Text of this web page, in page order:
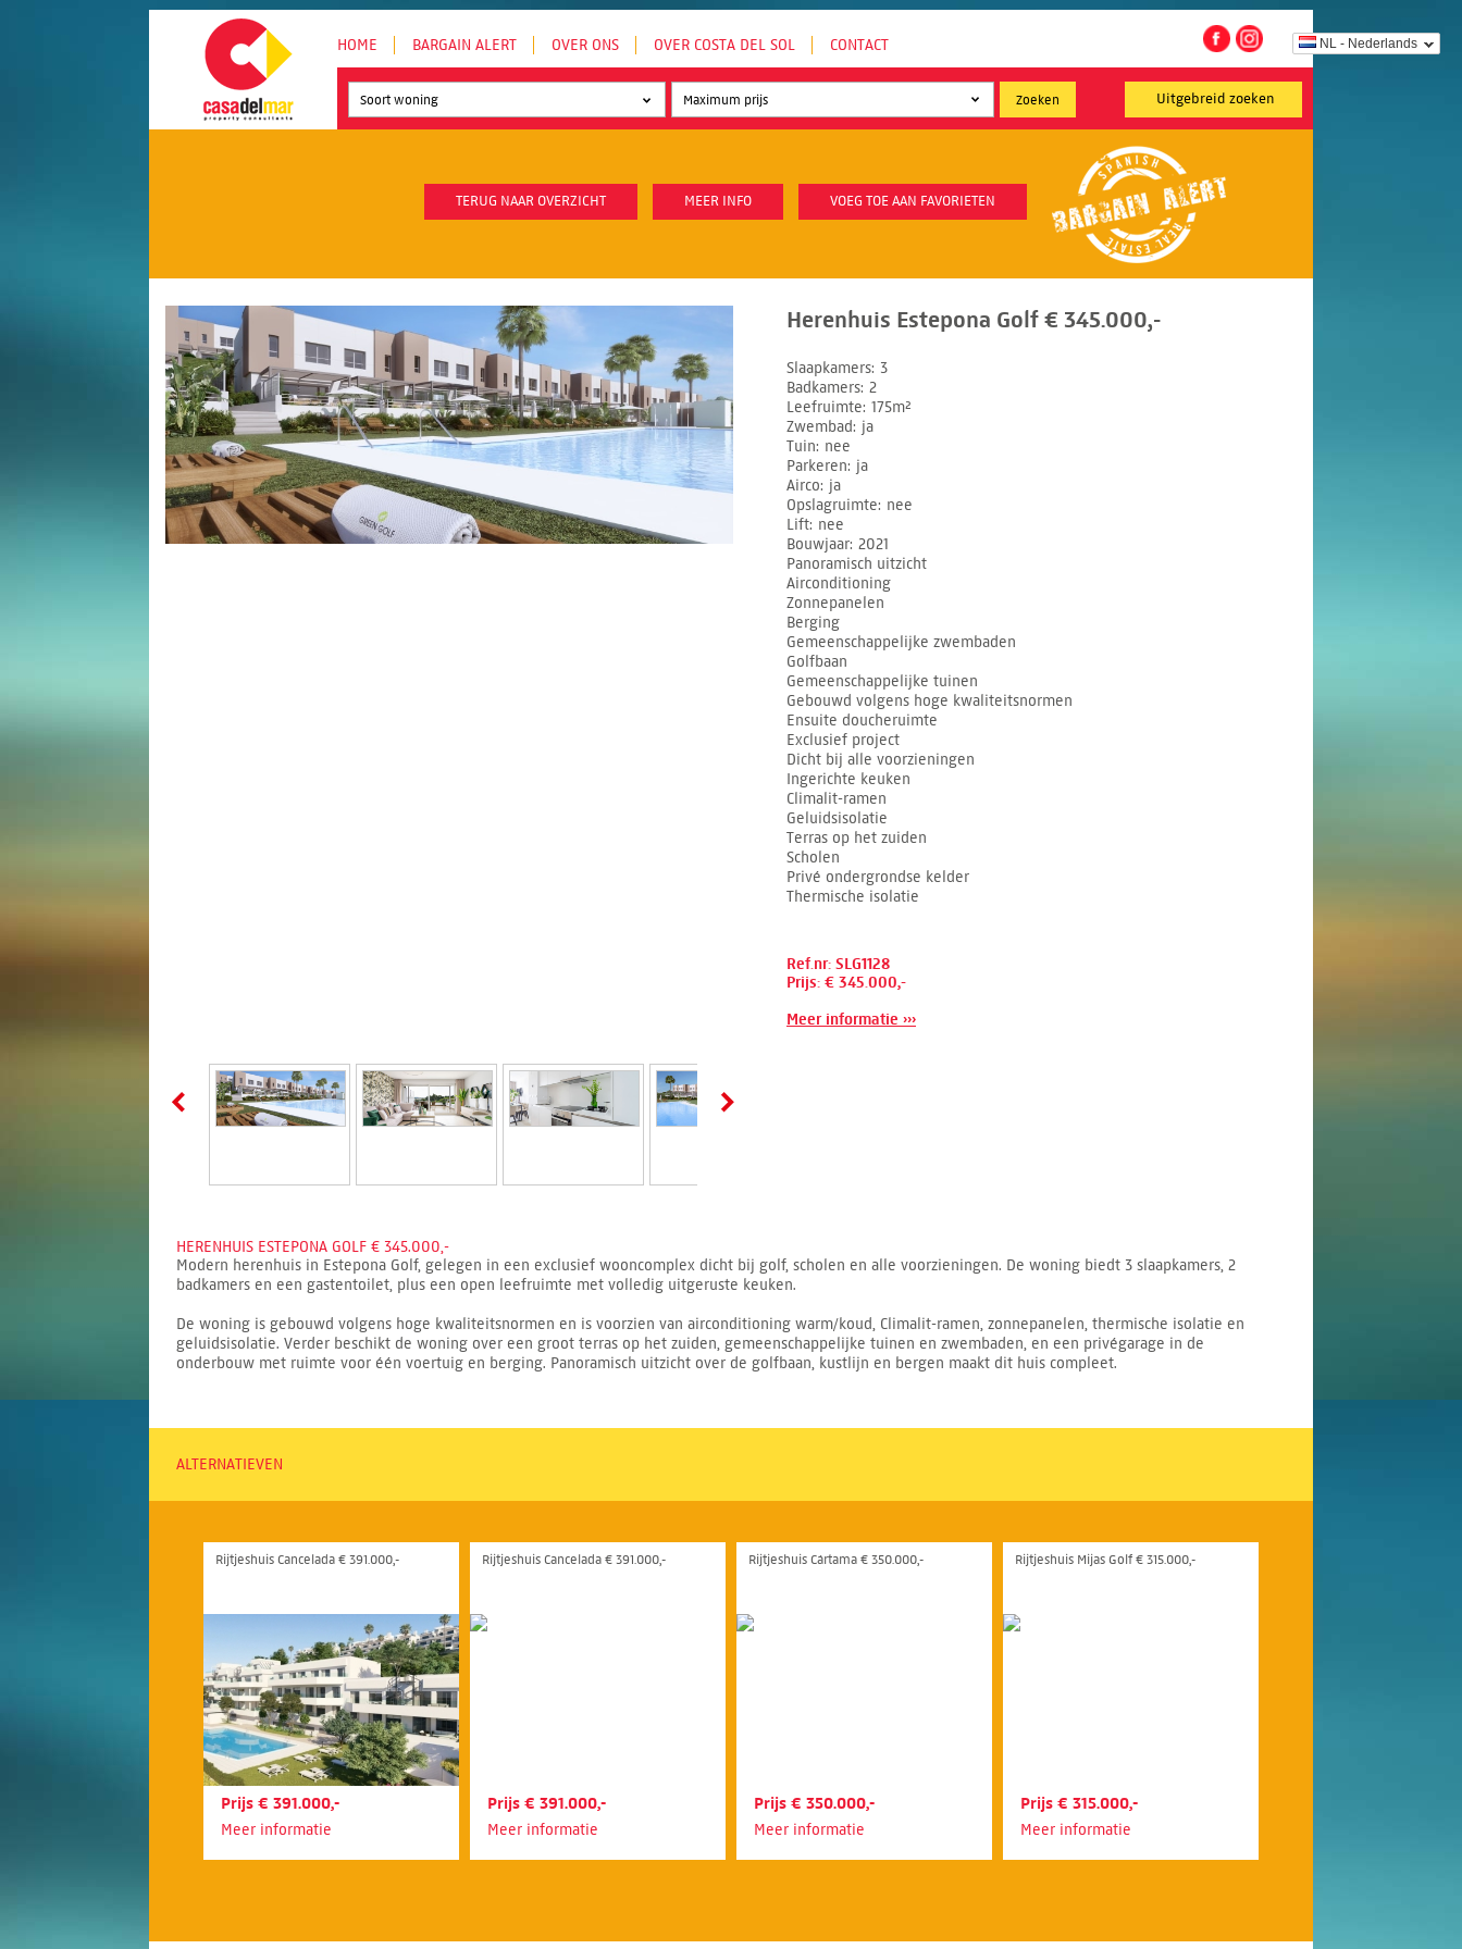
NL - Nederlands
HOME BARGAIN ALERT OVER ONS OVER COSTA DEL SOL CONTACT
Uitgebreid zoeken
Soort woning
TERUG NAAR OVERZICHT MEER INFO VOEG TOE AAN FAVORIETEN
Herenhuis Estepona Golf € 345.000,-
Slaapkamers 3
Badkamers 2
Leefruimte 175m²
Zwembad
ja
Tuin nee
Parkeren ja
Airco ja
Opslagruimte nee
Lift nee
Bouwjaar 2021
Panoramisch uitzicht
Airconditioning
Zonnepanelen
Berging
Gemeenschappelijke zwembaden
Golfbaan
Gemeenschappelijke tuinen
Gebouwd volgens hoge kwaliteitsnormen
Ensuite doucheruimte
Exclusief project
Dicht bij alle voorzieningen
Ingerichte keuken
Climalit-ramen
Geluidsisolatie
Terras op het zuiden
Scholen
Privé ondergrondse kelder
Thermische isolatie
Ref.nr: SLG1128
Prijs: € 345.000,-
Meer informatie ›››
HERENHUIS ESTEPONA GOLF € 345.000,-
Modern herenhuis in Estepona Golf, gelegen in een exclusief wooncomplex dicht bij golf, scholen en alle voorzieningen. De woning biedt 3 slaapkamers, 2
badkamers en een gastentoilet, plus een open leefruimte met volledig uitgeruste keuken.
De woning is gebouwd volgens hoge kwaliteitsnormen en is voorzien van airconditioning warm/koud, Climalit-ramen, zonnepanelen, thermische isolatie en
geluidsisolatie. Verder beschikt de woning over een groot terras op het zuiden, gemeenschappelijke tuinen en zwembaden, en een privégarage in de
onderbouw met ruimte voor één voertuig en berging. Panoramisch uitzicht over de golfbaan, kustlijn en bergen maakt dit huis compleet.
ALTERNATIEVEN
Rijtjeshuis Cancelada € 391.000,-
Prijs € 391.000,-
Meer informatie
Rijtjeshuis Cancelada € 391.000,-
Prijs € 391.000,-
Meer informatie
Rijtjeshuis Cártama € 350.000,-
Prijs € 350.000,-
Meer informatie
Rijtjeshuis Mijas Golf € 315.000,-
Prijs € 315.000,-
Meer informatie